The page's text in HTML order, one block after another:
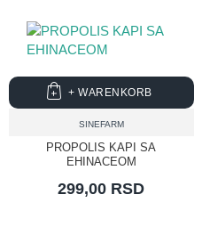
SINEFARM
PROPOLIS KAPI SA
EHINACEOM
299,00 RSD
+ WARENKORB